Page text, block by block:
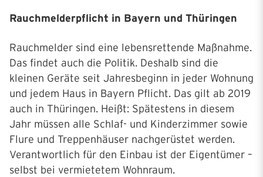
Rauchmelderpflicht in Bayern und Thüringen
Rauchmelder sind eine lebensrettende Maßnahme.
Das findet auch die Politik. Deshalb sind die
kleinen Geräte seit Jahresbeginn in jeder Wohnung
und jedem Haus in Bayern Pflicht. Das gilt ab 2019
auch in Thüringen. Heißt: Spätestens in diesem
Jahr müssen alle Schlaf- und Kinderzimmer sowie
Flure und Treppenhäuser nachgerüstet werden.
Verantwortlich für den Einbau ist der Eigentümer –
selbst bei vermietetem Wohnraum.